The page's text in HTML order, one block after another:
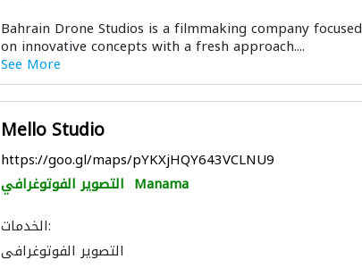
Bahrain Drone Studios is a filmmaking company focused
on innovative concepts with a fresh approach....
See More
Mello Studio
https://goo.gl/maps/pYKXjHQY643VCLNU9
التصوير الفوتوغرافي Manama
الخدمات:
التصوير الفوتوغرافي